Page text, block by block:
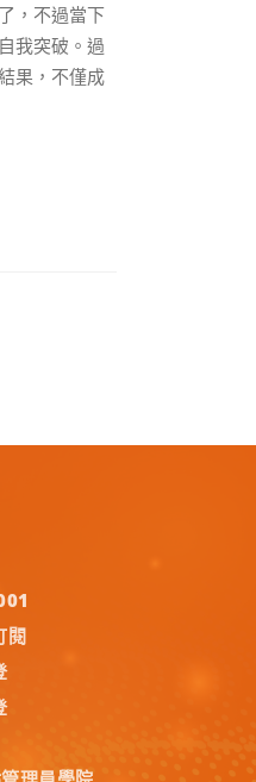
，不過當下
我突破。過
果，不僅成
閱